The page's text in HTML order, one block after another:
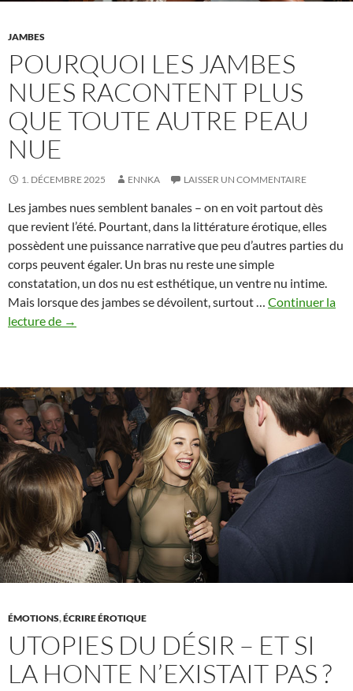
JAMBES
POURQUOI LES JAMBES
NUES RACONTENT PLUS
QUE TOUTE AUTRE PEAU
NUE
1. DÉCEMBRE 2025 ENNKA LAISSER UN COMMENTAIRE
Les jambes nues semblent banales – on en voit partout dès
que revient l’été. Pourtant, dans la littérature érotique, elles
possèdent une puissance narrative que peu d’autres parties du
corps peuvent égaler. Un bras nu reste une simple
constatation, un dos nu est esthétique, un ventre nu intime.
Mais lorsque des jambes se dévoilent, surtout … Continuer la
lecture de Pourquoi
racontent
plus
que
toute
autre
peau
nue
→
ÉMOTIONS,ÉCRIRE ÉROTIQUE
UTOPIES DU DÉSIR – ET SI
LA HONTE N’EXISTAIT PAS ?